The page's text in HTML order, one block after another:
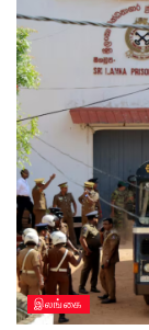
இலங்கை